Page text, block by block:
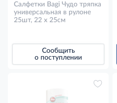
Салфетки Bagi Чудо тряпка
универсальная в рулоне
25шт, 22 х 25см
Сообщить
о поступлении